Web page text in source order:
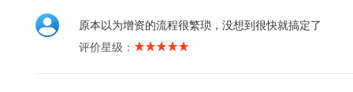
原本以为增资的流程很繁琐，没想到很快就搞定了
评价星级：